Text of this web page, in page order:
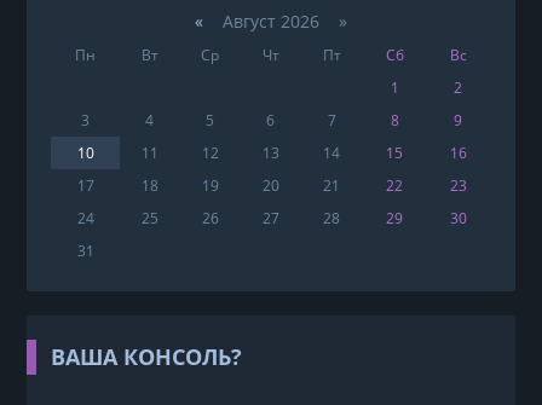
«Август 2026 »
Пн Вт Ср Чт Пт Сб
Вс
1
2
3
4 5 6 7 8
9
10
11 12 13 14 15
16
17
18 19 20 21 22
23
24
25 26 27 28 29
30
31
ВАША КОНСОЛЬ?